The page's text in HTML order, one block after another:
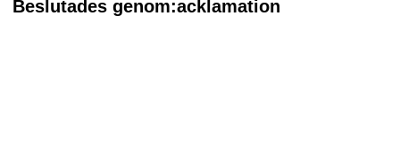
Beslutades genom:acklamation